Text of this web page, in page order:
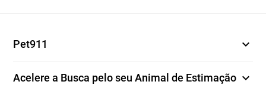
Pet911 expand_more
Acelere a Busca pelo seu Animal de Estimação expand_more